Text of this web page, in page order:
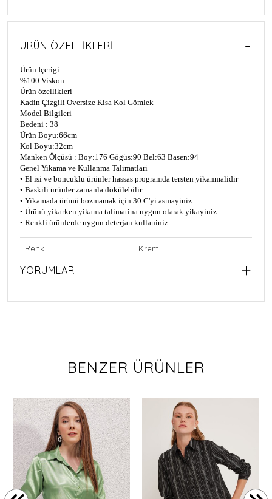
ÜRÜN ÖZELLIKLERI
Ürün Içerigi
%100 Viskon
Ürün özellikleri
Kadin Çizgili Oversize Kisa Kol Gömlek
Model Bilgileri
Bedeni : 38
Ürün Boyu:66cm
Kol Boyu:32cm
Manken Ölçüsü : Boy:176 Gögüs:90 Bel:63 Basen:94
Genel Yikama ve Kullanma Talimatlari
• El isi ve boncuklu ürünler hassas programda tersten yikanmalidir
• Baskili ürünler zamanla dökülebilir
• Yikamada ürünü bozmamak için 30 C'yi asmayiniz
• Ürünü yikarken yikama talimatina uygun olarak yikayiniz
• Renkli ürünlerde uygun deterjan kullaniniz
Renk Krem
YORUMLAR
BENZER ÜRÜNLER